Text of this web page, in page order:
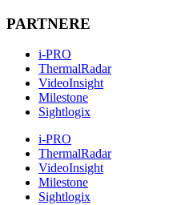
PARTNERE
i-PRO
ThermalRadar
VideoInsight
Milestone
Sightlogix
i-PRO
ThermalRadar
VideoInsight
Milestone
Sightlogix